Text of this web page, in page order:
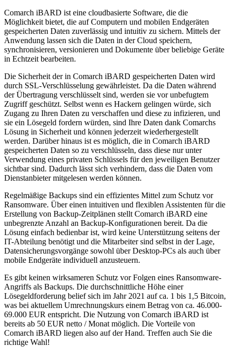
Comarch iBARD ist eine cloudbasierte Software, die die
Möglichkeit bietet, die auf Computern und mobilen Endgeräten
gespeicherten Daten zuverlässig und intuitiv zu sichern. Mittels der
Anwendung lassen sich die Daten in der Cloud speichern,
synchronisieren, versionieren und Dokumente über beliebige Geräte
in Echtzeit bearbeiten.
Die Sicherheit der in Comarch iBARD gespeicherten Daten wird
durch SSL-Verschlüsselung gewährleistet. Da die Daten während
der Übertragung verschlüsselt sind, werden sie vor unbefugtem
Zugriff geschützt. Selbst wenn es Hackern gelingen würde, sich
Zugang zu Ihren Daten zu verschaffen und diese zu infizieren, und
sie ein Lösegeld fordern würden, sind Ihre Daten dank Comarchs
Lösung in Sicherheit und können jederzeit wiederhergestellt
werden. Darüber hinaus ist es möglich, die in Comarch iBARD
gespeicherten Daten so zu verschlüsseln, dass diese nur unter
Verwendung eines privaten Schlüssels für den jeweiligen Benutzer
sichtbar sind. Dadurch lässt sich verhindern, dass die Daten vom
Dienstanbieter mitgelesen werden können.
Regelmäßige Backups sind ein effizientes Mittel zum Schutz vor
Ransomware. Über einen intuitiven und flexiblen Assistenten für die
Erstellung von Backup-Zeitplänen stellt Comarch iBARD eine
unbegrenzte Anzahl an Backup-Konfigurationen bereit. Da die
Lösung einfach bedienbar ist, wird keine Unterstützung seitens der
IT-Abteilung benötigt und die Mitarbeiter sind selbst in der Lage,
Datensicherungsvorgänge sowohl über Desktop-PCs als auch über
mobile Endgeräte individuell anzusteuern.
Es gibt keinen wirksameren Schutz vor Folgen eines Ransomware-
Angriffs als Backups. Die durchschnittliche Höhe einer
Lösegeldforderung belief sich im Jahr 2021 auf ca. 1 bis 1,5 Bitcoin,
was bei aktuellem Umrechnungskurs einem Betrag von ca. 46.000-
69.000 EUR entspricht. Die Nutzung von Comarch iBARD ist
bereits ab 50 EUR netto / Monat möglich. Die Vorteile von
Comarch iBARD liegen also auf der Hand. Treffen auch Sie die
richtige Wahl!